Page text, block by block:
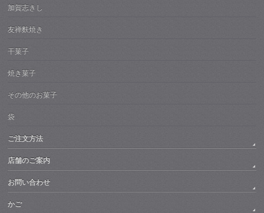
加賀志きし
友禅麩焼き
干菓子
焼き菓子
その他のお菓子
袋
ご注文方法
店舗のご案内
お問い合わせ
かご